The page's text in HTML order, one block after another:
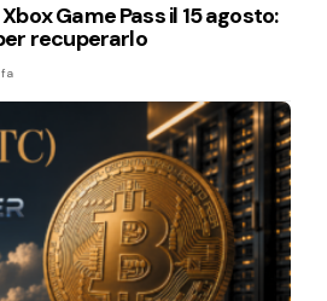
Game Pass il 15 agosto:
recuperarlo
fa